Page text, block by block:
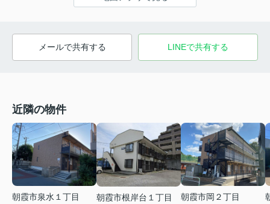
メールで共有する LINEで共有する
近隣の物件
朝霞市泉水１丁目
朝霞市根岸台１丁目
朝霞市岡２丁目